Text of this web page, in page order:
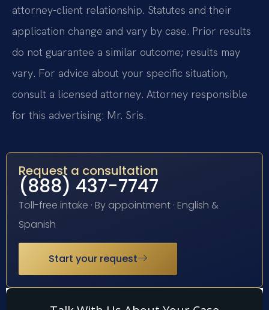
attorney-client relationship. Statutes and their
application change and vary by case. Prior results
do not guarantee a similar outcome; results may
vary. For advice about your specific situation,
consult a licensed attorney. Attorney responsible
for this advertising: Mr. Sris.
Request a consultation
(888) 437-7747
Toll-free intake · By appointment · English &
Spanish
Start your request